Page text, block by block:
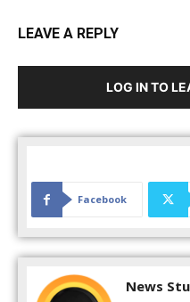
LEAVE A REPLY
LOG IN TO
Facebook
News